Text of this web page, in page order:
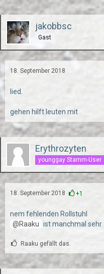
jakobbsc
Gast
18. September 2018
lied.
gehen hilft leuten mit
Erythrozyten
younggay Stamm-User
18. September 2018 +1
nem fehlenden Rollstuhl
Raaku ist manchmal sehr
Raaku gefällt das.